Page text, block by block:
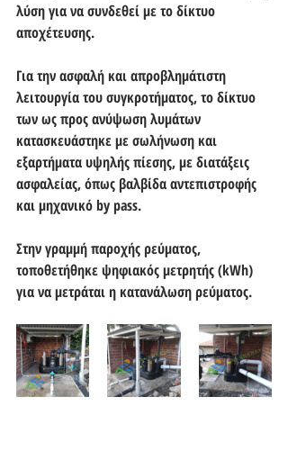
λύση για να συνδεθεί με το δίκτυο
αποχέτευσης.
Για την ασφαλή και απροβλημάτιστη
λειτουργία του συγκροτήματος, το δίκτυο
των ως προς ανύψωση λυμάτων
κατασκευάστηκε με σωλήνωση και
εξαρτήματα υψηλής πίεσης, με διατάξεις
ασφαλείας, όπως βαλβίδα αντεπιστροφής
και μηχανικό by pass.
Στην γραμμή παροχής ρεύματος,
τοποθετήθηκε ψηφιακός μετρητής (kWh)
για να μετράται η κατανάλωση ρεύματος.